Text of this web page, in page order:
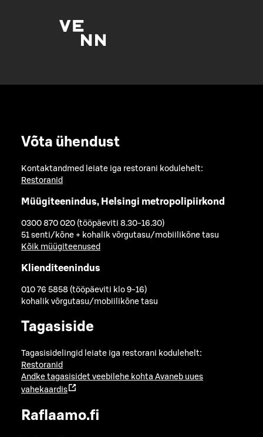
Võta ühendust
Kontaktandmed leiate iga restorani kodulehelt:
Restoranid
Müügiteenindus, Helsingi metropolipiirkond
0300 870 020 (tööpäeviti 8.30-16.30)
51 senti/kõne + kohalik võrgutasu/mobiilikõne tasu
Kõik müügiteenused
Klienditeenindus
010 76 5858 (tööpäeviti klo 9-16)
kohalik võrgutasu/mobiilikõne tasu
Tagasiside
Tagasisidelingid leiate iga restorani kodulehelt:
Restoranid
Andke tagasisidet veebilehe kohta Avaneb uues
vahekaardis
Raflaamo.fi